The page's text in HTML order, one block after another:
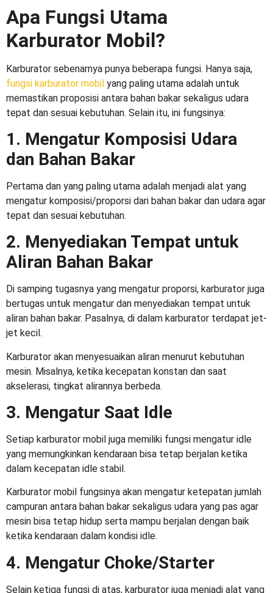
Apa Fungsi Utama
Karburator Mobil?
Karburator sebenarnya punya beberapa fungsi. Hanya saja,
fungsi karburator mobil yang paling utama adalah untuk
memastikan proposisi antara bahan bakar sekaligus udara
tepat dan sesuai kebutuhan. Selain itu, ini fungsinya:
1. Mengatur Komposisi Udara
dan Bahan Bakar
Pertama dan yang paling utama adalah menjadi alat yang
mengatur komposisi/proporsi dari bahan bakar dan udara agar
tepat dan sesuai kebutuhan.
2. Menyediakan Tempat untuk
Aliran Bahan Bakar
Di samping tugasnya yang mengatur proporsi, karburator juga
bertugas untuk mengatur dan menyediakan tempat untuk
aliran bahan bakar. Pasalnya, di dalam karburator terdapat jet-
jet kecil.
Karburator akan menyesuaikan aliran menurut kebutuhan
mesin. Misalnya, ketika kecepatan konstan dan saat
akselerasi, tingkat alirannya berbeda.
3. Mengatur Saat Idle
Setiap karburator mobil juga memiliki fungsi mengatur idle
yang memungkinkan kendaraan bisa tetap berjalan ketika
dalam kecepatan idle stabil.
Karburator mobil fungsinya akan mengatur ketepatan jumlah
campuran antara bahan bakar sekaligus udara yang pas agar
mesin bisa tetap hidup serta mampu berjalan dengan baik
ketika kendaraan dalam kondisi idle.
4. Mengatur Choke/Starter
Selain ketiga fungsi di atas, karburator juga menjadi alat yang